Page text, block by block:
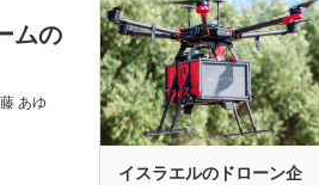
ムの
あゆ
イスラエルのドローン企